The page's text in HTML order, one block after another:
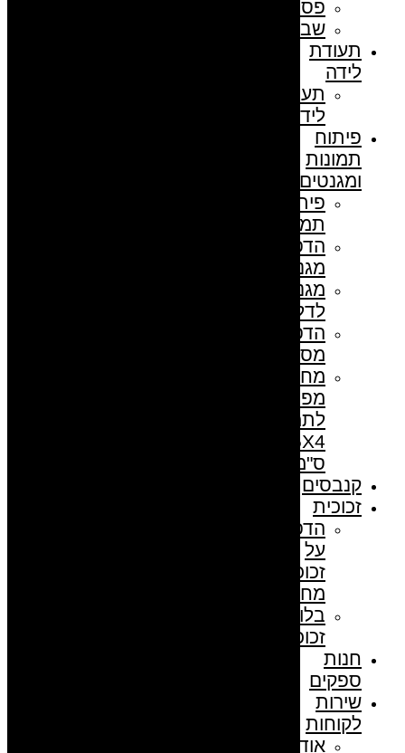
פסח
שבועות
תעודת
לידה
תעודת
לידה
פיתוח
תמונות
ומגנטים
פיתוח
תמונות
הדפסת
מגנטים
מגנט
לדלת
הדפסת
מסמכים
מחזיק
מפתחות
לתמונה
5.5X4
ס"מ
קנבסים
זכוכית
הדפסה
על
זכוכית
מחוסמת
בלוק
זכוכית
חנות
ספקים
שירות
לקוחות
אודות